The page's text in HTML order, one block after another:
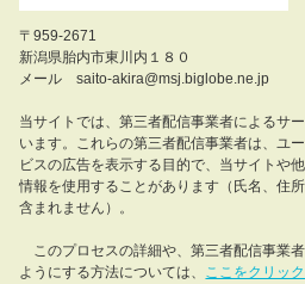
〒959-2671
新潟県胎内市東川内１８０
メール saito-akira@msj.biglobe.ne.jp
当サイトでは、第三者配信事業者によるサ
います。これらの第三者配信事業者は、ユ
ビスの広告を表示する目的で、当サイトや
情報を使用することがあります（氏名、住
含まれません）。
このプロセスの詳細や、第三者配信事業
ようにする方法については、 ここをクリック